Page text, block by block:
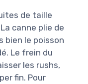
de taille
canne plie de
bien le poisson
Le frein du
les rushs,
fin. Pour